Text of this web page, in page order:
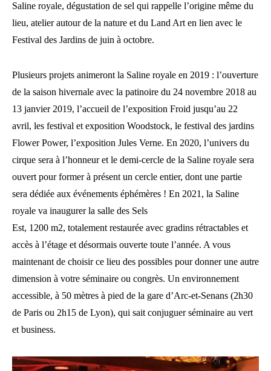
Saline royale, dégustation de sel qui rappelle l’origine même du
lieu, atelier autour de la nature et du Land Art en lien avec le
Festival des Jardins de juin à octobre.
Plusieurs projets animeront la Saline royale en 2019 : l’ouverture
de la saison hivernale avec la patinoire du 24 novembre 2018 au
13 janvier 2019, l’accueil de l’exposition Froid jusqu’au 22
avril, les festival et exposition Woodstock, le festival des jardins
Flower Power, l’exposition Jules Verne. En 2020, l’univers du
cirque sera à l’honneur et le demi-cercle de la Saline royale sera
ouvert pour former à présent un cercle entier, dont une partie
sera dédiée aux événements éphémères ! En 2021, la Saline
royale va inaugurer la salle des Sels
Est, 1200 m2, totalement restaurée avec gradins rétractables et
accès à l’étage et désormais ouverte toute l’année. A vous
maintenant de choisir ce lieu des possibles pour donner une autre
dimension à votre séminaire ou congrès. Un environnement
accessible, à 50 mètres à pied de la gare d’Arc-et-Senans (2h30
de Paris ou 2h15 de Lyon), qui sait conjuguer séminaire au vert
et business.